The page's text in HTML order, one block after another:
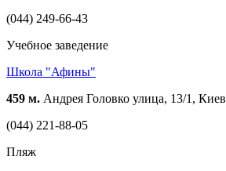
(044) 249-66-43
Учебное заведение
Школа "Афины"
459 м. Андрея Головко улица, 13/1, Киев
(044) 221-88-05
Пляж